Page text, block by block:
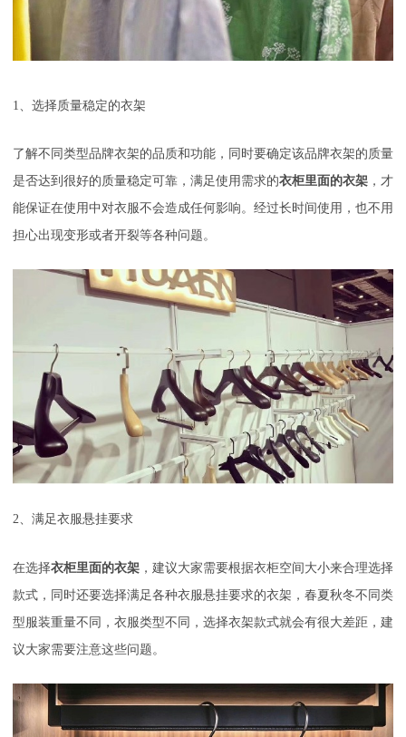
1 、选择质量稳定的衣架
了解不同类型品牌衣架的品质和功能，同时要确定该品牌衣架的质量
是否达到很好的质量稳定可靠，满足使用需求的衣柜里面的衣架 ，才
能保证在使用中对衣服不会造成任何影响。经过长时间使用，也不用
担心出现变形或者开裂等各种问题。
2、满足衣服悬挂要求
在选择衣柜里面的衣架 ，建议大家需要根据衣柜空间大小来合理选择
款式，同时还要选择满足各种衣服悬挂要求的衣架，春夏秋冬不同类
型服装重量不同，衣服类型不同，选择衣架款式就会有很大差距，建
议大家需要注意这些问题。